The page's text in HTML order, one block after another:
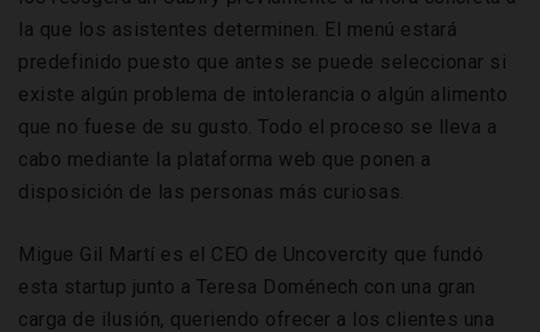
la que los asistentes determinen. El menú estará
predefinido puesto que antes se puede seleccionar si
existe algún problema de intolerancia o algún alimento
que no fuese de su gusto. Todo el proceso se lleva a
cabo mediante la plataforma web que ponen a
disposición de las personas más curiosas.
Migue Gil Martí es el CEO de Uncovercity que fundó
esta startup junto a Teresa Doménech con una gran
carga de ilusión, queriendo ofrecer a los clientes una